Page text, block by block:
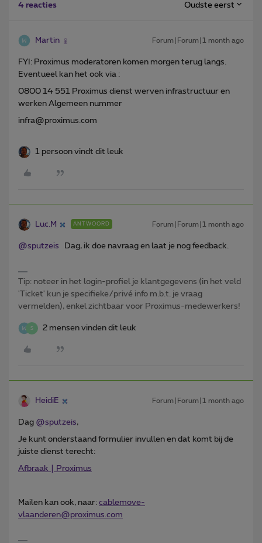
4 reacties Oudste eerst
Martin Forum|Forum|1 month ago
FYI: Proximus moderatoren komen morgen terug langs.
Eventueel kan het ook via :
0800 14 551 Proximus dienst werven infrastructuur en
werken Algemeen nummer
infra@proximus.com
1 persoon vindt dit leuk
Luc.M ANTWOORD Forum|Forum|1 month ago
@sputzeis Dag, ik doe navraag en laat je nog feedback.
Tip: noteer in het login-profiel je klantgegevens (in het veld
'Ticket' kun je specifieke/privé info m.b.t. je vraag
vermelden), enkel zichtbaar voor Proximus-medewerkers!
S 2 mensen vinden dit leuk
HeidiE Forum|Forum|1 month ago
Dag ​ @sputzeis,
Je kunt onderstaand formulier invullen en dat komt bij de
juiste dienst terecht:
Afbraak | Proximus
Mailen kan ook, naar: cablemove-
vlaanderen@proximus.com